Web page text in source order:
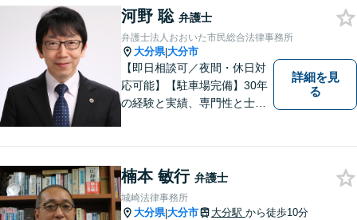
河野 聡 弁護士
弁護士法人おおいた市民総合法律事務所
大分県|大分市
【即日相談可／夜間・休日対
応可能】【駐車場完備】30年
の経験と実績、専門性と士業
ニーズに応えます。常に市民
に身近で親しみやすい弁護士
であり続けます。
詳細を見
る
楠本 敏行 弁護士
城崎法律事務所
大分県|大分市 大分駅 から徒歩10分